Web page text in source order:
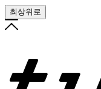
최상위로